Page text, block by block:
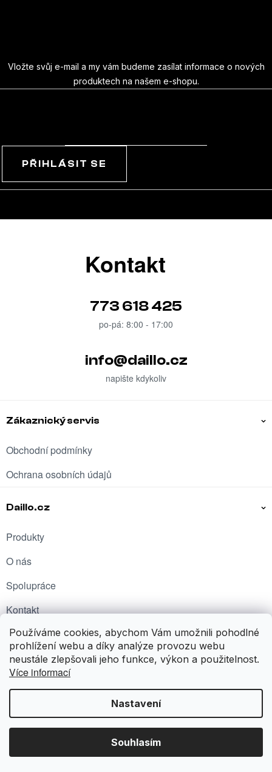
Používáme cookies, abychom Vám umožnili pohodlné
prohlížení webu a díky analýze provozu webu
neustále zlepšovali jeho funkce, výkon a použitelnost.
Více informací
Nastavení
Souhlasím
a
t
Vložte svůj e-mail a my vám budeme zasílat informace o nových
produktech na našem e-shopu.
PŘIHLÁSIT SE
Kontakt
info@daillo.cz
773 618 425
Zákaznický servis
Obchodní podmínky
Ochrana osobních údajů
Daillo.cz
Produkty
O nás
Spolupráce
Kontakt
Kariéra
Facebook Instagram